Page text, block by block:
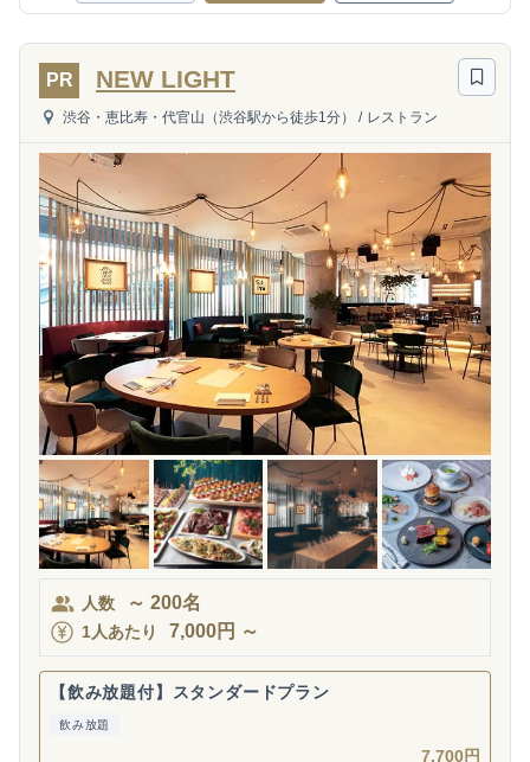
PR NEW LIGHT
渋谷・恵比寿・代官山（渋谷駅から徒歩1分） / レストラン
人数 ～ 200名
1人あたり 7,000円 ～
【飲み放題付】スタンダードプラン
飲み放題
7,700円